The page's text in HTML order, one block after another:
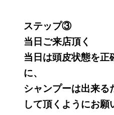
ステップ③
当日ご来店頂く
当日は頭皮状態を正
に、
シャンプーは出来る
して頂くようにお願